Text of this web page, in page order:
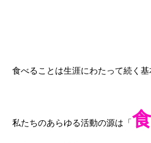
食べることは生涯にわたって続く基
私たちのあらゆる活動の源は「 食